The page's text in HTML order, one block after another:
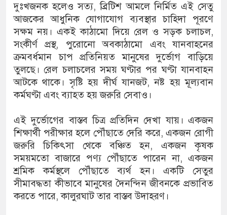
দুঃখজনক হলেও সত্য, ব্রিটিশ আমলে নির্মিত এই সেতু
আজকের আধুনিক যোগাযোগ ব্যবস্থার চাহিদা পূরণে
সক্ষম নয়। একই কাঠামো দিয়ে রেল ও সড়ক চলাচল,
সংকীর্ণ প্রস্থ, পুরোনো অবকাঠামো এবং যানবাহনের
ক্রমবর্ধমান চাপ প্রতিনিয়ত মানুষের দুর্ভোগ বাড়িয়ে
তুলছে। রেল চলাচলের সময় ঘণ্টার পর ঘণ্টা যানবাহন
আটকে থাকে। সৃষ্টি হয় দীর্ঘ যানজট, নষ্ট হয় মূল্যবান
কর্মঘণ্টা এবং ব্যাহত হয় জরুরি সেবাও।
এই দুর্ভোগের বাস্তব চিত্র প্রতিদিন দেখা যায়। একজন
শিক্ষার্থী পরীক্ষার হলে পৌঁছাতে দেরি করে, একজন রোগী
জরুরি চিকিৎসা থেকে বঞ্চিত হন, একজন কৃষক
সময়মতো বাজারে পণ্য পৌঁছাতে পারেন না, একজন
শ্রমিক কর্মস্থলে পৌঁছাতে ব্যর্থ হন। একটি সেতুর
সীমাবদ্ধতা কীভাবে মানুষের দৈনন্দিন জীবনকে প্রভাবিত
করতে পারে, কালুরঘাট তার বাস্তব উদাহরণ।